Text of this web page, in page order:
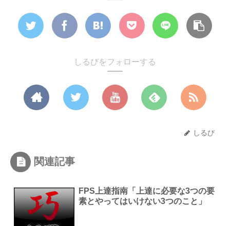
しるびをフォローする
しるび
関連記事
FPS上達指南「上達に必要な3つの要
素とやってはいけない3つのこと」